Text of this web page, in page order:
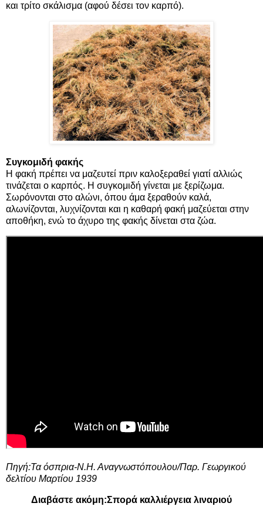
και τρίτο σκάλισμα (αφού δέσει τον καρπό).
Συγκομιδή φακής
Η φακή πρέπει να μαζευτεί πριν καλοξεραθεί γιατί αλλιώς
τινάζεται ο καρπός. Η συγκομιδή γίνεται με ξερίζωμα.
Σωρόνονται στο αλώνι, όπου άμα ξεραθούν καλά,
αλωνίζονται, λυχνίζονται και η καθαρή φακή μαζεύεται στην
αποθήκη, ενώ το άχυρο της φακής δίνεται στα ζώα.
Πηγή:Τα όσπρια-Ν.Η. Αναγνωστόπουλου/Παρ. Γεωργικού
δελτίου Μαρτίου 1939
Διαβάστε ακόμη:Σπορά καλλιέργεια λιναριού